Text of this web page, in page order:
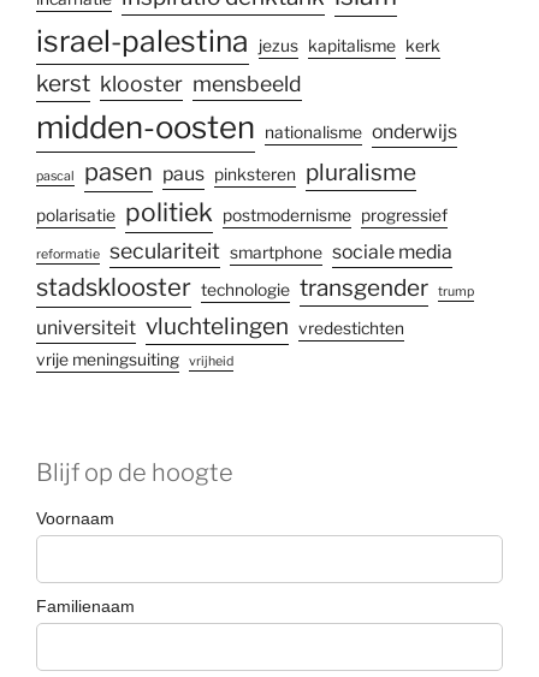
israel-palestina jezus kapitalisme kerk
kerst klooster mensbeeld
midden-oosten nationalisme onderwijs
pascal pasen paus pinksteren pluralisme
polarisatie politiek postmodernisme progressief
reformatie seculariteit smartphone sociale media
stadsklooster technologie transgender trump
universiteit vluchtelingen vredestichten
vrije meningsuiting
vrijheid
Blijf op de hoogte